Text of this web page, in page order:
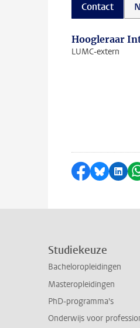
Contact
Hoogleraar
LUMC-extern
Delen op
Delen
Studiekeuze
Bacheloropleidingen
Masteropleidingen
PhD-programma's
Onderwijs voor